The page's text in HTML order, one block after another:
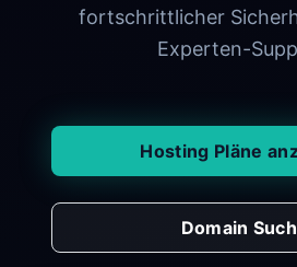
fortschrittlicher
Experten-
Hosting Pläne
Domain